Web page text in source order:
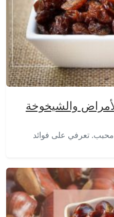
والشيخوخة
تعرفي على فوائد